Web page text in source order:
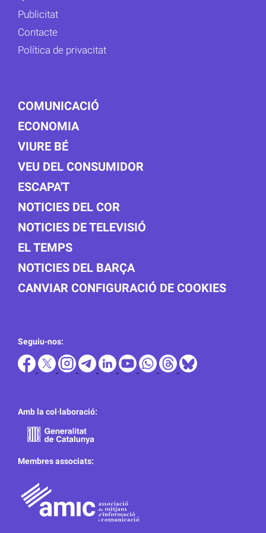
Publicitat
Contacte
Política de privacitat
COMUNICACIÓ
ECONOMIA
VIURE BÉ
VEU DEL CONSUMIDOR
ESCAPA'T
NOTICIES DEL COR
NOTICIES DE TELEVISIÓ
EL TEMPS
NOTICIES DEL BARÇA
CANVIAR CONFIGURACIÓ DE COOKIES
Seguiu-nos:
Amb la col·laboració:
Membres associats: